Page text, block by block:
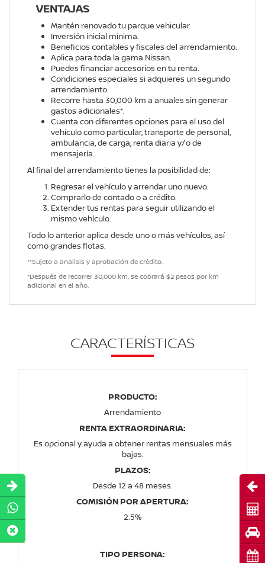
VENTAJAS
Mantén renovado tu parque vehicular.
Inversión inicial mínima.
Beneficios contables y fiscales del arrendamiento.
Aplica para toda la gama Nissan.
Puedes financiar accesorios en tu renta.
Condiciones especiales si adquieres un segundo
arrendamiento.
Recorre hasta 30,000 km a anuales sin generar
gastos adicionales*.
Cuenta con diferentes opciones para el uso del
vehículo como particular, transporte de personal,
ambulancia, de carga, renta diaria y/o de
mensajería.
Al final del arrendamiento tienes la posibilidad de:
Regresar el vehículo y arrendar uno nuevo.
Comprarlo de contado o a crédito.
Extender tus rentas para seguir utilizando el
mismo vehículo.
Todo lo anterior aplica desde uno o más vehículos, así
como grandes flotas.
**Sujeto a análisis y aprobación de crédito.
*Después de recorrer 30,000 km, se cobrará $2 pesos por km
adicional en el año.
CARACTERÍSTICAS
PRODUCTO:
Arrendamiento
RENTA EXTRAORDINARIA:
Es opcional y ayuda a obtener rentas mensuales más
bajas.
PLAZOS:
Desde 12 a 48 meses.
COMISIÓN POR APERTURA:
2.5%
TIPO PERSONA: